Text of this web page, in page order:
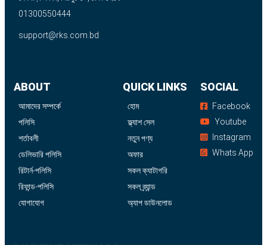
01300550444
support@rks.com.bd
ABOUT
আমাদের সম্পর্কে
পলিসি
শর্তাবলী
ডেলিভারি পলিসি
রিটার্ন-পলিসি
রিফান্ড-পলিসি
যোগাযোগ
QUICK LINKS
হোম
ফ্ল্যাশ সেল
নতুন পণ্য
অফার
সকল ক্যাটাগরি
সকল ব্র্যান্ড
অ্যাপ ডাউনলোড
SOCIAL
Facebook
Youtube
Instagram
Whats App